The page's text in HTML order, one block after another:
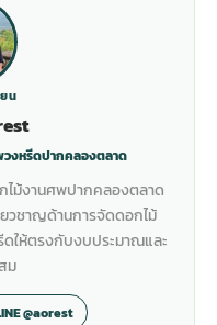
น
วงหรีดปากคลองตลาด
ไม้งานศพปากคลองตลาด
วชาญด้านการจัดดอกไม้
ดให้ตรงกับงบประมาณและ
ม
@aorest